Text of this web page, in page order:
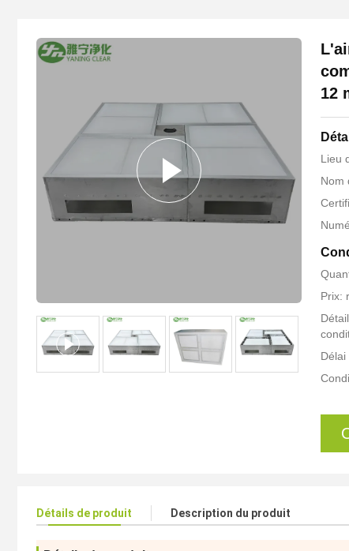
12
Lieu
Nom
Prix:
Détails de produit Description du produit